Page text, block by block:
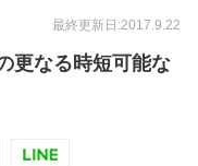
最終更新日:2017.9.22
更なる時短可能な